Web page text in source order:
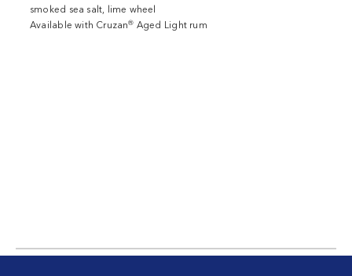
smoked sea salt, lime wheel
Available with Cruzan® Aged Light rum